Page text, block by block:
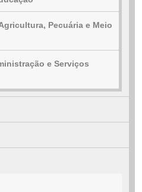
Pecuária e Meio
e Serviços